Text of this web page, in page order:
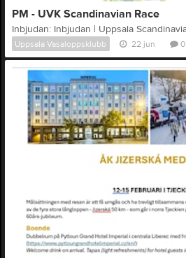
PM - UVK Scandinavian Race
Uppsala Vasaloppsklubb 22 jun 0